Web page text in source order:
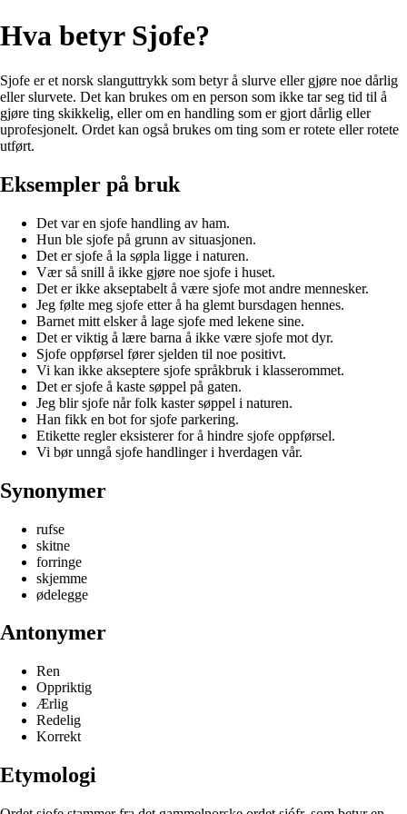
Hva betyr Sjofe?
Sjofe er et norsk slanguttrykk som betyr å slurve eller gjøre noe dårlig
eller slurvete. Det kan brukes om en person som ikke tar seg tid til å
gjøre ting skikkelig, eller om en handling som er gjort dårlig eller
uprofesjonelt. Ordet kan også brukes om ting som er rotete eller rotete
utført.
Eksempler på bruk
Det var en sjofe handling av ham.
Hun ble sjofe på grunn av situasjonen.
Det er sjofe å la søpla ligge i naturen.
Vær så snill å ikke gjøre noe sjofe i huset.
Det er ikke akseptabelt å være sjofe mot andre mennesker.
Jeg følte meg sjofe etter å ha glemt bursdagen hennes.
Barnet mitt elsker å lage sjofe med lekene sine.
Det er viktig å lære barna å ikke være sjofe mot dyr.
Sjofe oppførsel fører sjelden til noe positivt.
Vi kan ikke akseptere sjofe språkbruk i klasserommet.
Det er sjofe å kaste søppel på gaten.
Jeg blir sjofe når folk kaster søppel i naturen.
Han fikk en bot for sjofe parkering.
Etikette regler eksisterer for å hindre sjofe oppførsel.
Vi bør unngå sjofe handlinger i hverdagen vår.
Synonymer
rufse
skitne
forringe
skjemme
ødelegge
Antonymer
Ren
Oppriktig
Ærlig
Redelig
Korrekt
Etymologi